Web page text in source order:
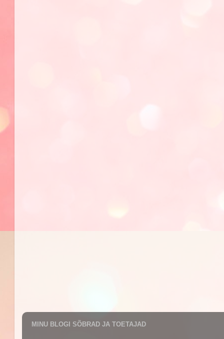
MINU BLOGI SÕBRAD JA TOETAJAD